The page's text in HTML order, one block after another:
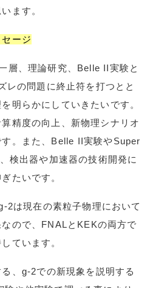
ます。
ージ
層、理論研究、Belle II実験と
レの問題に終止符を打つとと
明らかにしていきたいです。
精度の向上、新物理シナリオ
。また、Belle II実験やSuper
検出器や加速器の技術開発に
たいです。
2は現在の素粒子物理において
ので、FNALとKEKの両方で
ています。
、g-2での新現象を説明する